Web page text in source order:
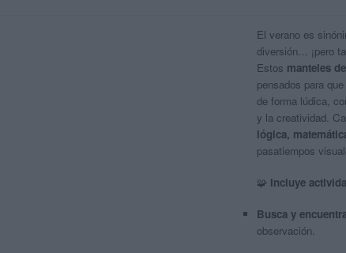
El verano es
diversión… ¡pero
Estos manteles
pensados para
de forma lúdica,
y la creatividad.
lógica,
pasatiempos
🧩 Incluye
Busca y
observación.